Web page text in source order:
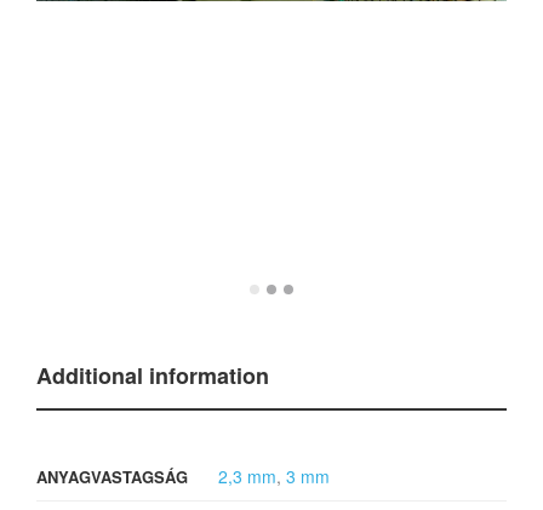
Additional information
ANYAGVASTAGSÁG 2,3 mm, 3 mm